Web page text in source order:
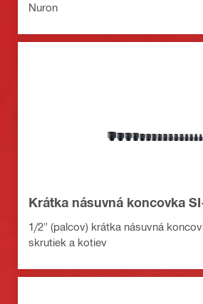
Nuron
Krátka násuvná koncovka
1/2" (palcov) krátka násuvná
skrutiek a kotiev